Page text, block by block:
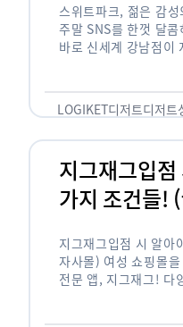
스위트파크, 젊은 감
주말 SNS를 한껏 달콤
바로 신세계 강남점이
LOGIKET디저트디저트
지그재그입
가지 조건들!
지그재그입점 시 알
자사몰) 여성 쇼핑몰
전문 앱, 지그재그! 다